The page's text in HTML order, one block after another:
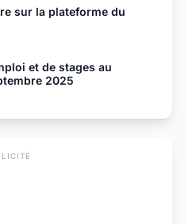
sur la plateforme du
et de stages au
2025